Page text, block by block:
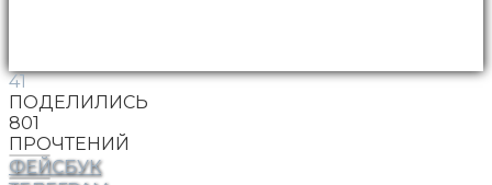
41
ПОДЕЛИЛИСЬ
801
ПРОЧТЕНИЙ
ФЕЙСБУК